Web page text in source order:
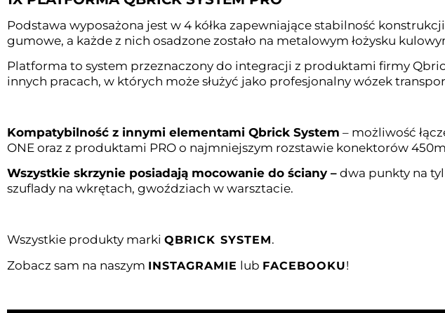
Podstawa wyposażona jest w 4 kółka zapewniające stabilność
gumowe, a każde z nich osadzone zostało na metalowym łożysku
Platforma to system przeznaczony do integracji z produktami firmy
innych pracach, w których może służyć jako profesjonalny wózek
Kompatybilność z innymi elementami Qbrick System – możliwość
ONE oraz z produktami PRO o najmniejszym rozstawie konektorów
Wszystkie skrzynie posiadają mocowanie do ściany – dwa punkty na
szuflady na wkrętach, gwoździach w warsztacie.
Wszystkie produkty marki QBRICK SYSTEM.
Zobacz sam na naszym INSTAGRAMIE lub FACEBOOKU!